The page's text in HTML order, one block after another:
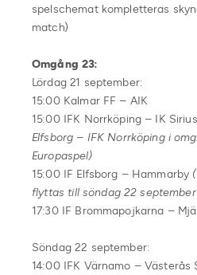
spelschemat kompletteras
match)
Omgång 23:
Lördag 21 september:
15:00 Kalmar FF – AIK
15:00 IFK Norrköping – IK Sirius
Elfsborg – IFK Norrköping i
Europaspel)
15:00 IF Elfsborg – Hammarby
flyttas till söndag 22 september
17:30 IF Brommapojkarna –
Söndag 22 september:
14:00 IFK Värnamo – Västerås